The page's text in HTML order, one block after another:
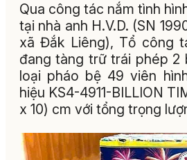
Qua công tác nắm tình
tại nhà anh H.V.D. (SN
xã Đắk Liêng), Tổ công
đang tàng trữ trái phép 2
loại pháo bệ 49 viên
hiệu KS4-4911-BILLION
x 10) cm với tổng trọng